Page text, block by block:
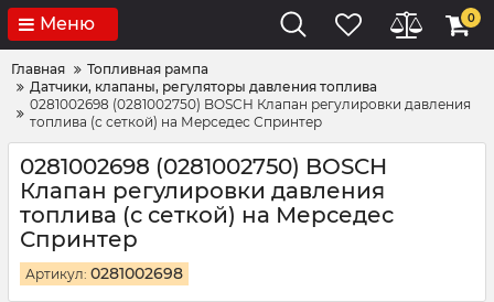
Меню 0
Главная
Топливная рампа
Датчики, клапаны, регуляторы давления топлива
0281002698 (0281002750) BOSCH Клапан регулировки давления
топлива (с сеткой) на Мерседес Спринтер
0281002698 (0281002750) BOSCH
Клапан регулировки давления
топлива (с сеткой) на Мерседес
Спринтер
Артикул: 0281002698